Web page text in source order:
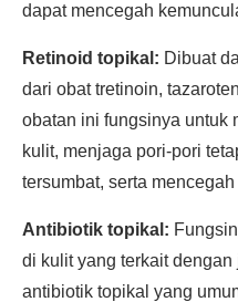
dapat mencegah
Retinoid topikal: Dibuat
dari obat tretinoin,
obatan ini fungsinya untuk
kulit, menjaga pori-pori
tersumbat, serta
Antibiotik topikal:
di kulit yang terkait
antibiotik topikal yang